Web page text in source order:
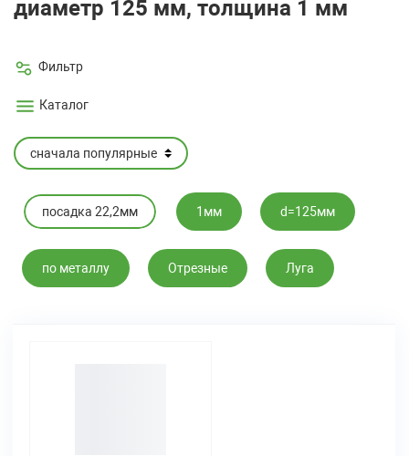
диаметр 125 мм, толщина 1 мм
Фильтр
Каталог
посадка 22,2мм 1мм d=125мм
по металлу Отрезные Луга